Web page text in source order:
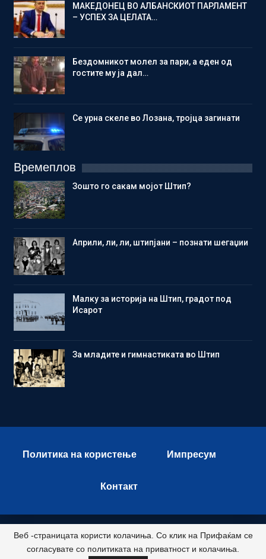
МАКЕДОНЕЦ ВО АЛБАНСКИОТ ПАРЛАМЕНТ
– УСПЕХ ЗА ЦЕЛАТА…
Бездомникот молел за пари, а еден од
гостите му ја дал…
Се урна скеле во Лозана, тројца загинати
Времеплов
Зошто го сакам мојот Штип?
Aприли, ли, ли, штипјани – познати шегаџии
Малку за историја на Штип, градот под
Исарот
Зa младите и гимнастиката во Штип
Политика на користење Импресум
Контакт
© 2026 - Istok Press. All Rights Reserved.
Развиено и хостирано од
Веб -страницата користи колачиња. Со клик на Прифаќам се
согласувате со политиката на приватност и колачиња.